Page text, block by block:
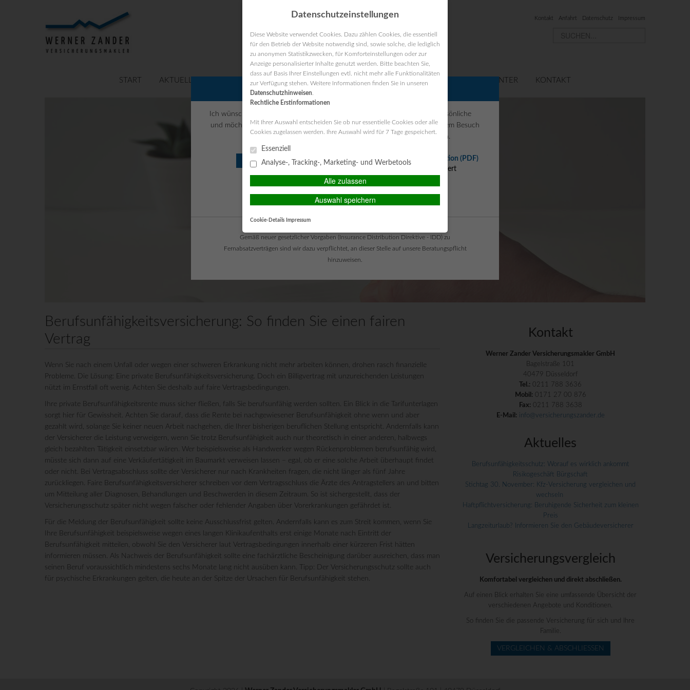
Kontakt Anfahrt Datenschutz Impressum
START AKTUELLES DAS UNTERNEHMEN VERSICHERUNGEN VORSORGE SERVICE-CENTER KONTAKT
Berufsunfähigkeitsversicherung: So finden Sie einen fairen
Vertrag
Wenn Sie nach einem Unfall oder wegen einer schweren Erkrankung nicht mehr arbeiten können, drohen rasch finanzielle
Probleme. Die Lösung: Eine private Berufsunfähigkeitsversicherung. Doch ein Billigvertrag mit unzureichenden Leistungen
nützt im Ernstfall oft wenig. Achten Sie deshalb auf faire Vertragsbedingungen.
Ihre private Berufsunfähigkeitsrente muss sicher fließen, falls Sie berufsunfähig werden sollten. Ein Blick in die Tarifunterlagen
sorgt hier für Gewissheit. Achten Sie darauf, dass die Rente bei nachgewiesener Berufsunfähigkeit ohne wenn und aber
gezahlt wird, solange Sie keiner neuen Arbeit nachgehen, die Ihrer bisherigen beruflichen Stellung entspricht. Andernfalls kann
der Versicherer die Leistung verweigern, wenn Sie trotz Berufsunfähigkeit auch nur theoretisch in einer anderen, halbwegs
gleich bezahlten Tätigkeit einsetzbar wären. Wer beispielsweise als Handwerker wegen Rückenproblemen berufsunfähig wird,
müsste sich dann auf eine Verkäufertätigkeit im Baumarkt verweisen lassen – egal, ob er eine solche Arbeit überhaupt findet
oder nicht. Bei Vertragsabschluss sollte der Versicherer nur nach Krankheiten fragen, die nicht länger als fünf Jahre
zurückliegen. Faire Berufsunfähigkeitsversicherer schreiben vor dem Vertragsschluss die Ärzte des Antragstellers an und bitten
um Mitteilung aller Diagnosen, Behandlungen und Beschwerden in diesem Zeitraum. So ist sichergestellt, dass der
Versicherungsschutz später nicht wegen falscher oder fehlender Angaben über Vorerkrankungen gefährdet ist.
Für die Meldung der Berufsunfähigkeit sollte keine Ausschlussfrist gelten. Andernfalls kann es zum Streit kommen, wenn Sie
Ihre Berufsunfähigkeit beispielsweise wegen eines langen Klinikaufenthalts erst einige Monate nach Eintritt der
Berufsunfähigkeit mitteilen, obwohl Sie den Versicherer laut Vertragsbedingungen innerhalb einer kürzeren Frist hätten
informieren müssen. Als Nachweis der Berufsunfähigkeit sollte eine fachärztliche Bescheinigung darüber ausreichen, dass man
seinen Beruf voraussichtlich mindestens sechs Monate lang nicht ausüben kann. Tipp: Der Versicherungsschutz sollte auch
für psychische Erkrankungen gelten, die heute an der Spitze der Ursachen für Berufsunfähigkeit stehen.
Kontakt
Werner Zander Versicherungsmakler GmbH
Bagelstraße 101
40479 Düsseldorf
Tel.: 0211 788 3636
Mobil: 0171 27 00 876
Fax: 0211 788 3638
E-Mail: info@versicherungszander.de
Aktuelles
Berufsunfähigkeitsschutz: Worauf es wirklich ankommt
Risikogeschäft Bürgschaft
Stichtag 30. November: Kfz-Versicherung vergleichen und
wechseln
Haftpflichtversicherung: Beruhigende Sicherheit zum kleinen
Preis
Langzeiturlaub? Informieren Sie den Gebäudeversicherer
Versicherungs­vergleich
Komfortabel vergleichen und direkt abschließen.
Auf einen Blick erhalten Sie eine umfassende Übersicht der
verschiedenen Angebote und Konditionen.
So finden Sie die passende Versicherung für sich und Ihre
Familie.
VERGLEICHEN & ABSCHLIESSEN
PERSÖNLICHE BERATUNG GEWÜNSCHT?
Ich wünsche eine persönliche Beratung
und möchte Kontakt mit einem Berater
aufnehmen.
BERATEN LASSEN
Ich verzichte auf eine persönliche
Beratung und möchte mit dem Besuch
der Seite fortfahren.
Ich habe die Erstinformation (PDF)
gelesen und gespeichert
FORTSETZEN
Gemäß neuer gesetzlicher Vorgaben (Insurance Distribution Direktive - IDD) zu
Fernabsatzverträgen sind wir dazu verpflichtet, an dieser Stelle auf unsere Beratungspflicht
hinzuweisen.
Datenschutzeinstellungen
Diese Website verwendet Cookies. Dazu zählen Cookies, die essentiell
für den Betrieb der Website notwendig sind, sowie solche, die lediglich
zu anonymen Statistikzwecken, für Komforteinstellungen oder zur
Anzeige personalisierter Inhalte genutzt werden. Bitte beachten Sie,
dass auf Basis Ihrer Einstellungen evtl. nicht mehr alle Funktionalitäten
zur Verfügung stehen. Weitere Informationen finden Sie in unseren
Datenschutzhinweisen
Rechtliche Erstinformationen
Mit Ihrer Auswahl entscheiden Sie ob nur essentielle Cookies oder alle
Cookies zugelassen werden. Ihre Auswahl wird für 7 Tage gespeichert.
Essenziell
Analyse-, Tracking-, Marketing- und Werbetools
Alle zulassen
Auswahl speichern
Cookie-Details Impressum